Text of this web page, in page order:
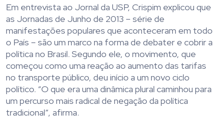
Em entrevista ao Jornal da USP, Crispim explicou que
as Jornadas de Junho de 2013 – série de
manifestações populares que aconteceram em todo
o País – são um marco na forma de debater e cobrir a
política no Brasil. Segundo ele, o movimento, que
começou como uma reação ao aumento das tarifas
no transporte público, deu início a um novo ciclo
político. “O que era uma dinâmica plural caminhou para
um percurso mais radical de negação da política
tradicional”, afirma.